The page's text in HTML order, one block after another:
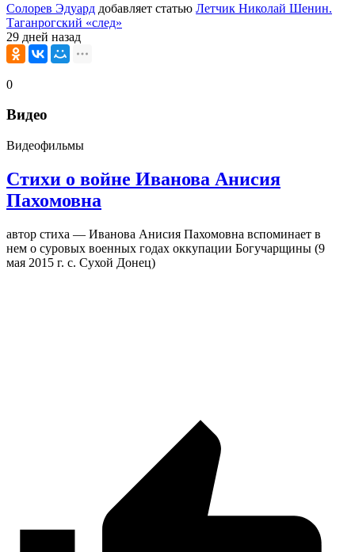
Солорев Эдуард добавляет статью Летчик Николай Шенин.
Таганрогский «след»
29 дней назад
0
Видео
Видеофильмы
Стихи о войне Иванова Анисия
Пахомовна
автор стиха — Иванова Анисия Пахомовна вспоминает в
нем о суровых военных годах оккупации Богучарщины (9
мая 2015 г. с. Сухой Донец)